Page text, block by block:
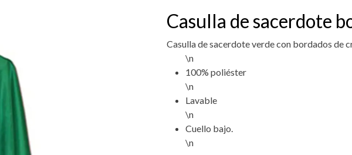
Casulla de sacerdote
Casulla de sacerdote verde con bordados de
\n
100% poliéster
\n
Lavable
\n
Cuello bajo.
\n